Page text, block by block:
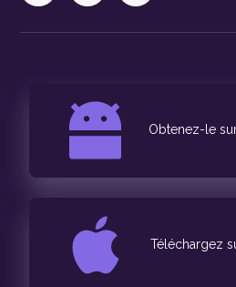
Obtenez-le
Téléchargez